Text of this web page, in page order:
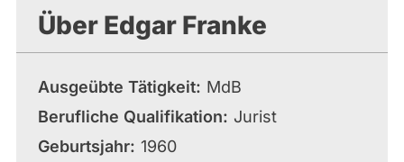
Über Edgar Franke
Ausgeübte Tätigkeit
MdB
Berufliche Qualifikation
Jurist
Geburtsjahr 1960